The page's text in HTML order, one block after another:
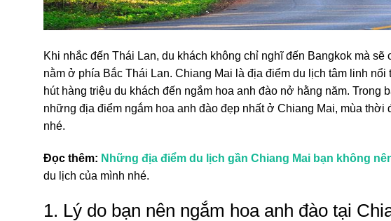
Khi nhắc đến Thái Lan, du khách không chỉ nghĩ đến Bangkok mà sẽ
nằm ở phía Bắc Thái Lan. Chiang Mai là địa điểm du lịch tâm linh
hút hàng triệu du khách đến ngắm hoa anh đào nở hằng năm.
những địa điểm ngắm hoa anh đào đẹp nhất ở Chiang Mai, mùa
nhé.
Đọc thêm: Những địa điểm du lịch gần Chiang Mai bạn không
du lịch của mình nhé.
1. Lý do bạn nên ngắm hoa anh đào tại